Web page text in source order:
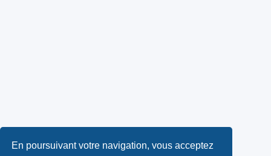
En poursuivant votre navigation, vous acceptez